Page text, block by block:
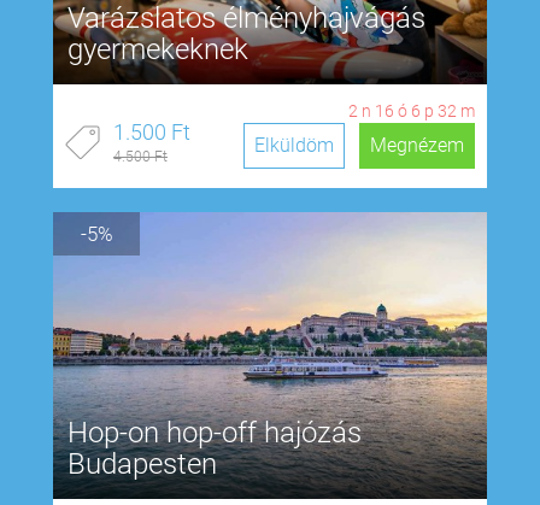
Varázslatos élményhajvágás
gyermekeknek
2 n 16 ó 6 p 31 m
1.500 Ft
4.500 Ft Megnézem
Elküldöm
-5%
Hop-on hop-off hajózás
Budapesten